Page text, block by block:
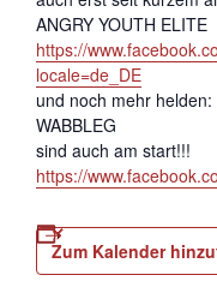
ANGRY YOUTH ELITE
https://
locale=de_DE
und noch mehr helden:
WABBLEG
sind auch am start!!!
https://
Zum Kalender